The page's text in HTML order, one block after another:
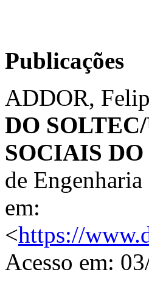
Publicações
ADDOR,
DO
SOCIAIS
de
em:
<https://
Acesso em: